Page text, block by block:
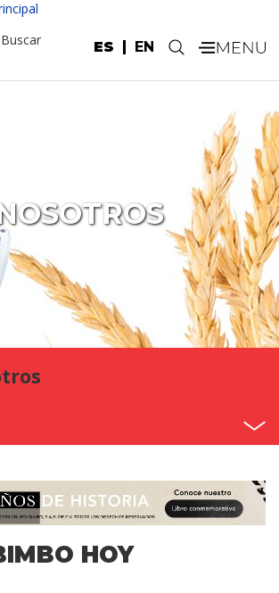
ES EN
Buscar .
HOY